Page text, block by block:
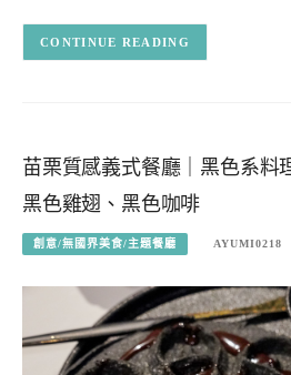
CONTINUE READING
苗栗質感義式餐廳｜黑色系料
黑色雞翅、黑色咖啡
創意/無國界美食/主題餐廳 AYUMI0218